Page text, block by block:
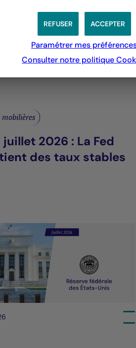
2026 : La Fed
des taux stables
ACCEPTER
REFUSER
Paramétrer mes
Consulter notre politique